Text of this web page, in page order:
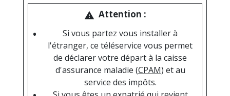
warning Attention :
Si vous partez vous installer à
l'étranger, ce téléservice vous permet
de déclarer votre départ à la caisse
d'assurance maladie (CPAM) et au
service des impôts.